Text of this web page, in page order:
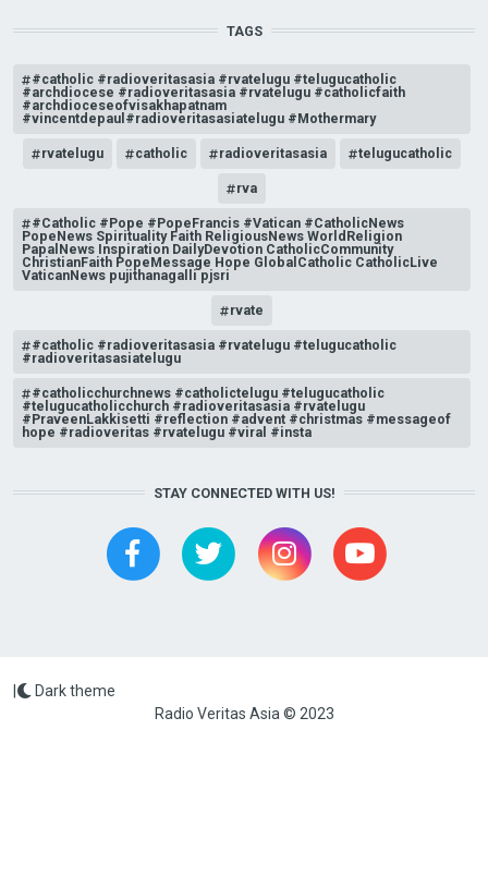
TAGS
#catholic #radioveritasasia #rvatelugu #telugucatholic
#archdiocese #radioveritasasia #rvatelugu #catholicfaith
#archdioceseofvisakhapatnam
#vincentdepaul#radioveritasasiatelugu #Mothermary
rvatelugu catholic radioveritasasia telugucatholic
rva
#Catholic #Pope #PopeFrancis #Vatican #CatholicNews
PopeNews Spirituality Faith ReligiousNews WorldReligion
PapalNews Inspiration DailyDevotion CatholicCommunity
ChristianFaith PopeMessage Hope GlobalCatholic CatholicLive
VaticanNews pujithanagalli pjsri
rvate
#catholic #radioveritasasia #rvatelugu #telugucatholic
#radioveritasasiatelugu
#catholicchurchnews #catholictelugu #telugucatholic
#telugucatholicchurch #radioveritasasia #rvatelugu
#PraveenLakkisetti #reflection #advent #christmas #messageof
hope #radioveritas #rvatelugu #viral #insta
STAY CONNECTED WITH US!
Radio Veritas Asia © 2023
Dark theme